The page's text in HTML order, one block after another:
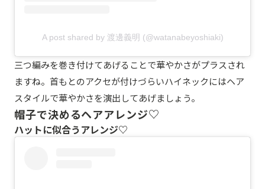
A post shared by 渡邊義明 (@watanabeyoshiaki)
三つ編みを巻き付けてあげることで華やかさがプラスされ
ますね。首もとのアクセが付けづらいハイネックにはヘア
スタイルで華やかさを演出してあげましょう。
帽子で決めるヘアアレンジ♡
ハットに似合うアレンジ♡